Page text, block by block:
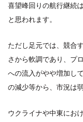
喜望峰回りの航行継続
と思われます。
ただし足元では、競合
さから軟調であり、プ
への流入がやや増加し
の減少等から、市況は
ウクライナや中東にお